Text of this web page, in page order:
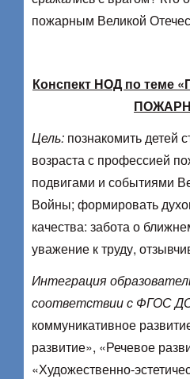
пожарным Великой
Конспект НОД по теме
Цель: познакомить детей
возраста с профессией
подвигами и событиями
Войны; формировать
качества: забота о
уважение к труду,
Интеграция
соответствии с ФГОС
коммуникативное
развитие», «Речевое
«Художественно-